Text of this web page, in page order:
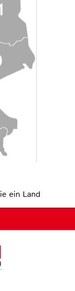
ein Land